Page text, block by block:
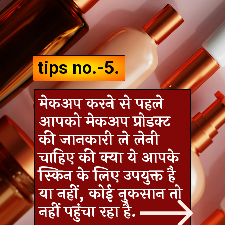
मेकअप करने से पहले
आपको मेकअप प्रोडक्ट
की जानकारी ले लेनी
चाहिए की क्या ये आपके
स्किन के लिए उपयुक्त है
या नहीं, कोई नुकसान तो
नहीं पहुंचा रहा है.
tips no.-5.